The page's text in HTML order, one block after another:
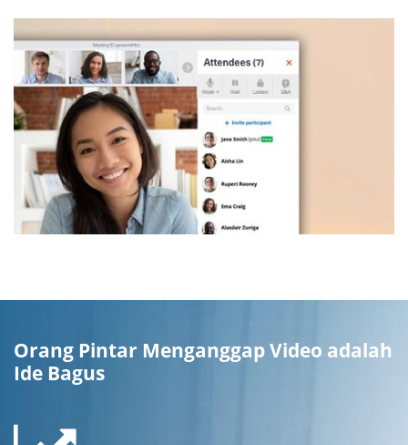
Orang Pintar Menganggap Video adalah
Ide Bagus